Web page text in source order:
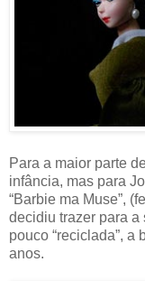
Para a maior parte
infância, mas para
“Barbie ma Muse”,
decidiu trazer para a
pouco “reciclada”, a
anos.